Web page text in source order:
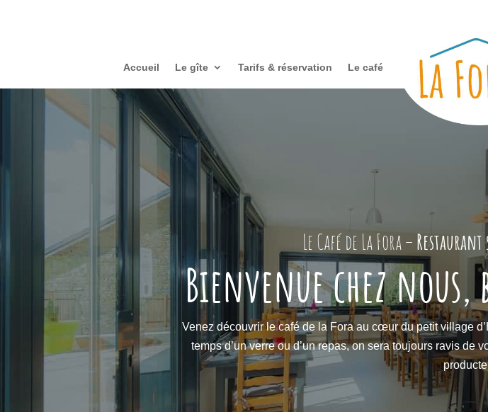
Accueil Le gîte Tarifs & réservation Le café
Le Café de La Fora –
Bienvenue chez
Venez découvrir le café de la Fora au cœur du petit village
temps d’un verre ou d’un repas, on sera toujours ravis de